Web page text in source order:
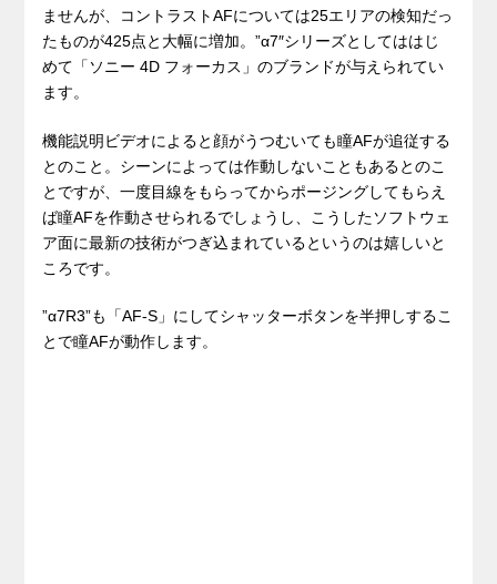
ませんが、コントラストAFについては25エリアの検知だっ
たものが425点と大幅に増加。”α7″シリーズとしてははじ
めて「ソニー 4D フォーカス」のブランドが与えられてい
ます。
機能説明ビデオによると顔がうつむいても瞳AFが追従する
とのこと。シーンによっては作動しないこともあるとのこ
とですが、一度目線をもらってからポージングしてもらえ
ば瞳AFを作動させられるでしょうし、こうしたソフトウェ
ア面に最新の技術がつぎ込まれているというのは嬉しいと
ころです。
”α7R3”も「AF-S」にしてシャッターボタンを半押しするこ
とで瞳AFが動作します。